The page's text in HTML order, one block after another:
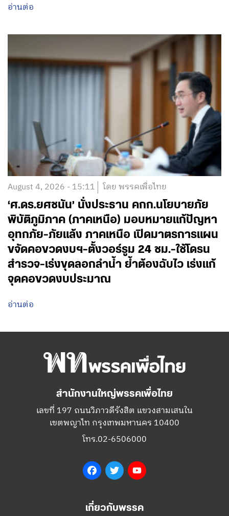
อ่านต่อ
August 4, 2026 - 15:11 โดย พรรคเพื่อไทย
‘ศ.ดร.ยศชนัน’ นั่งประธาน คกก.นโยบายภัย
พิบัติภูมิภาค (ภาคเหนือ) มอบหมายแก้ปัญหา
อุทกภัย-ภัยแล้ง ภาคเหนือ เปิดมาตรการแผน
ขจัดคอขวดงบฯ-ตั้งวอร์รูม 24 ชม.-ใช้โดรน
สำรวจ-เร่งขุดลอกลำน้ำ ย้ำต้องฉับไว เร่งแก้
จุดคอขวดงบประมาณ
อ่านต่อ
สำนักงานใหญ่พรรคเพื่อไทย
เลขที่ 197 ถนนวิภาวดีรังสิต แขวงสามเสนใน
เขตพญาไท กรุงเทพมหานคร 10400
โทร.02-6506000
FacebookTwitter
เกี่ยวกับพรรค